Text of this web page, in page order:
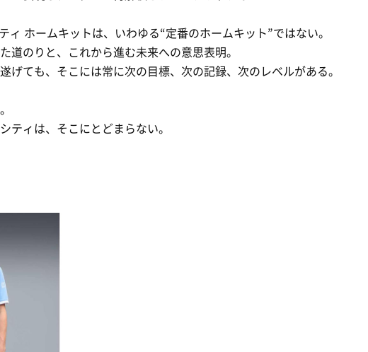
ィ ホームキットは、いわゆる“定番のホームキット”ではない。
道のりと、これから進む未来への意思表明。
げても、そこには常に次の目標、次の記録、次のレベルがある。
ティは、そこにとどまらない。